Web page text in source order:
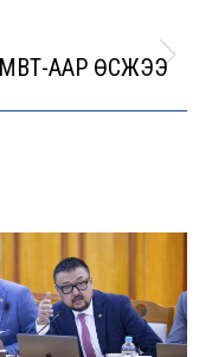
ААР ӨСЖЭЭ